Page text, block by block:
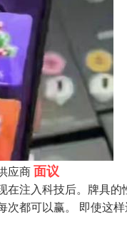
应商面议
在注入科技后。牌具
次都可以赢。 即使这